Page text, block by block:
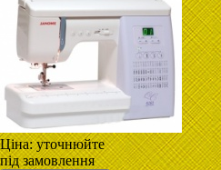
Ціна:уточнюйте
під замовлення